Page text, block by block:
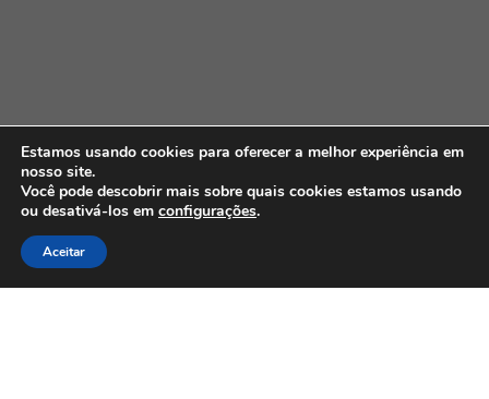
Estamos usando cookies para oferecer a melhor experiência em
nosso site.
Você pode descobrir mais sobre quais cookies estamos usando
ou desativá-los em configurações.
Aceitar